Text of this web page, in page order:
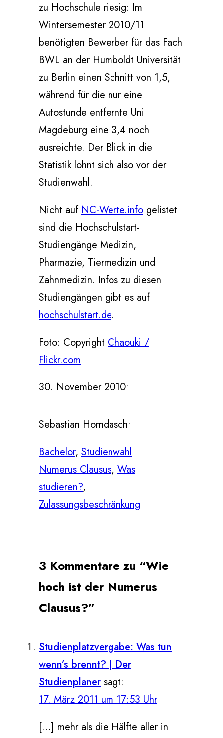
zu Hochschule riesig: Im
Wintersemester 2010/11
benötigten Bewerber für das Fach
BWL an der Humboldt Universität
zu Berlin einen Schnitt von 1,5,
während für die nur eine
Autostunde entfernte Uni
Magdeburg eine 3,4 noch
ausreichte. Der Blick in die
Statistik lohnt sich also vor der
Studienwahl.
Nicht auf NC-Werte.info gelistet
sind die Hochschulstart-
Studiengänge Medizin,
Pharmazie, Tiermedizin und
Zahnmedizin. Infos zu diesen
Studiengängen gibt es auf
hochschulstart.de.
Foto: Copyright Chaouki /
Flickr.com
30. November 2010•
Sebastian Horndasch•
Bachelor, Studienwahl
Numerus Clausus, Was
studieren?
Zulassungsbeschränkung
3 Kommentare zu “Wie
hoch ist der Numerus
Clausus?”
Studienplatzvergabe: Was tun
wenn’s brennt? | Der
Studienplaner sagt:
17. März 2011 um 17:53 Uhr
[…] mehr als die Hälfte aller in